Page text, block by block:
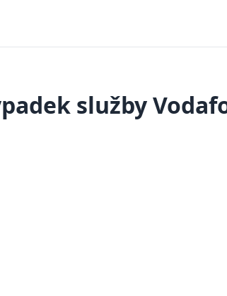
služby